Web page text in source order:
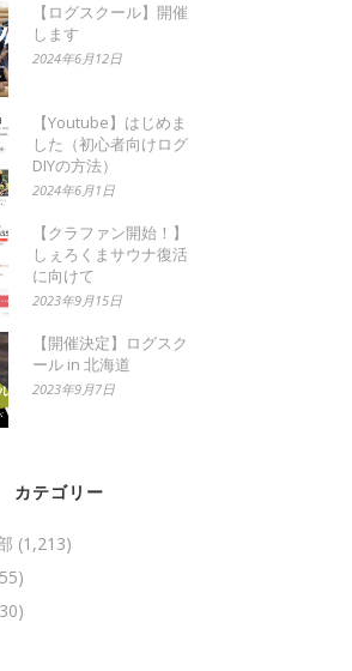
【ログスクール】開催
します
2024年6月12日
【Youtube】はじめま
した（初心者向けログ
DIYの方法）
2024年6月1日
【クラファン開始！】
しぇろくまサウナ復活
に向けて
2023年9月15日
【開催決定】ログスク
ール in 北海道
2023年9月7日
カテゴリー
(1,213)